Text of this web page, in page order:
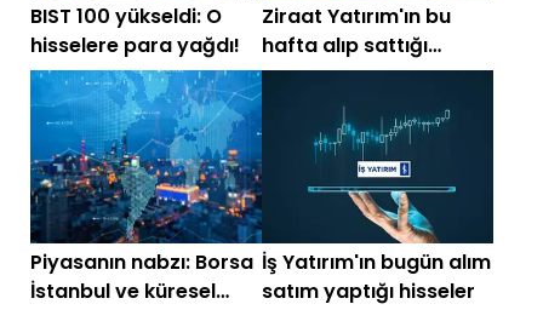
BIST 100 yükseldi: O
hisselere para yağdı!
Ziraat Yatırım'ın bu
hafta alıp sattığı
hisseler
Piyasanın nabzı: Borsa
İstanbul ve küresel
İş Yatırım'ın bugün alım
satım yaptığı hisseler